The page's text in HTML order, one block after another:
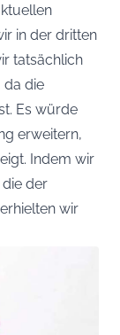
in der dritten
tatsächlich
da die
Es würde
erweitern,
Indem wir
der
wir